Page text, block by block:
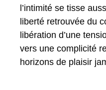
l’intimité se tisse
liberté retrouvée du
libération d’une
vers une complicité
horizons de plaisir